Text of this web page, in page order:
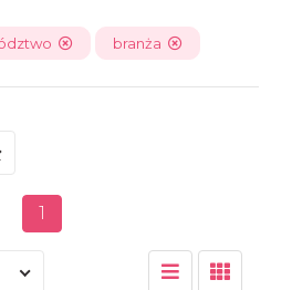
branża
1